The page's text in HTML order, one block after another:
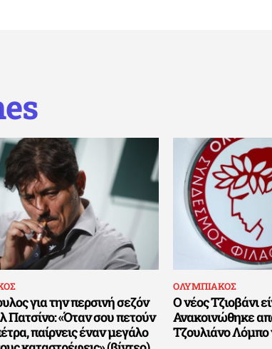
για την περσινή σεζόν
Πατσίνο: «Όταν σου πετούν
παίρνεις έναν μεγάλο
ΟΛΥΜΠΙΑΚΟΣ
Ο νέος Τζιοβάνι
Ανακοινώθηκε
Τζουλιάνο Λόμπο